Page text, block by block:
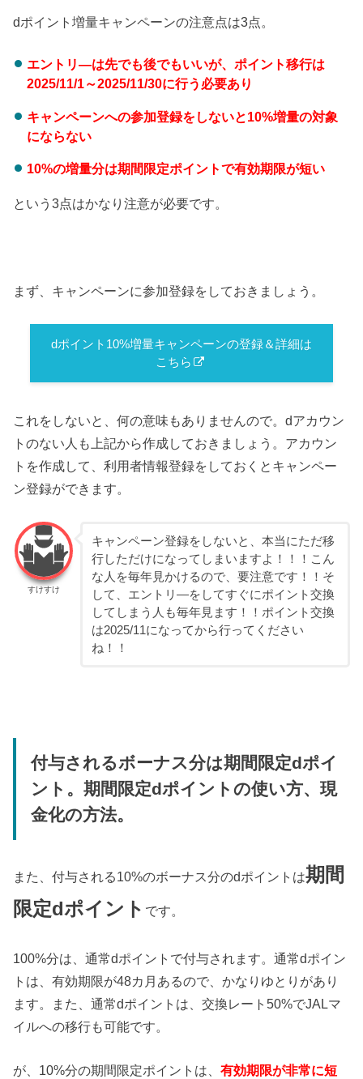
dポイント増量キャンペーンの注意点は3点。
エントリ―は先でも後でもいいが、ポイント移行は
2025/11/1～2025/11/30に行う必要あり
キャンペーンへの参加登録をしないと10%増量の対象
にならない
10%の増量分は期間限定ポイントで有効期限が短い
という3点はかなり注意が必要です。
まず、キャンペーンに参加登録をしておきましょう。
dポイント10%増量キャンペーンの登録＆詳細は
こちら
これをしないと、何の意味もありませんので。dアカウン
トのない人も上記から作成しておきましょう。アカウン
トを作成して、利用者情報登録をしておくとキャンペー
ン登録ができます。
すけすけ
キャンペーン登録をしないと、本当にただ移
行しただけになってしまいますよ！！！こん
な人を毎年見かけるので、要注意です！！そ
して、エントリ―をしてすぐにポイント交換
してしまう人も毎年見ます！！ポイント交換
は2025/11になってから行ってください
ね！！
付与されるボーナス分は期間限定dポイ
ント。期間限定dポイントの使い方、現
金化の方法。
また、付与される10%のボーナス分のdポイントは期間
限定dポイント です。
100%分は、通常dポイントで付与されます。通常dポイン
トは、有効期限が48カ月あるので、かなりゆとりがあり
ます。また、通常dポイントは、交換レート50%でJALマ
イルへの移行も可能です。
が、10%分の期間限定ポイントは、有効期限が非常に短